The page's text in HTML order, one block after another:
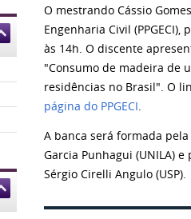
O mestrando Cássio
Engenharia Civil
às 14h. O discente
"Consumo de madeira de
residências no Brasil". O
página do PPGECI.
A banca será formada
Garcia Punhagui (UNILA)
Sérgio Cirelli Angulo (USP).